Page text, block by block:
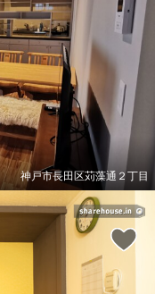
神戸市長田区苅藻通２丁目